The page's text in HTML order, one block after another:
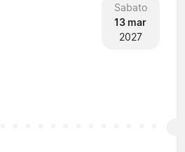
Sabato
13 mar
2027